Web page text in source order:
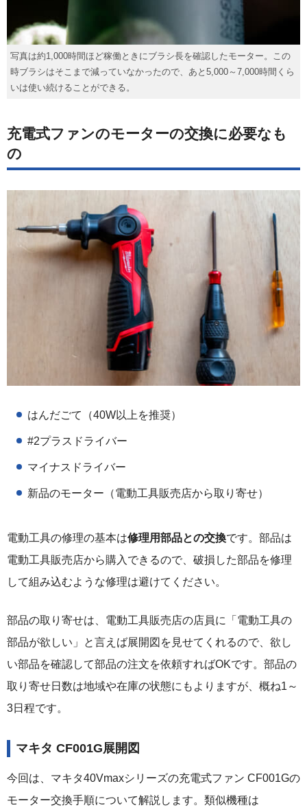
写真は約1,000時間ほど稼働ときにブラシ長を確認したモーター。この
時ブラシはそこまで減っていなかったので、あと5,000～7,000時間くら
いは使い続けることができる。
充電式ファンのモーターの交換に必要なも
の
はんだごて（40W以上を推奨）
#2プラスドライバー
マイナスドライバー
新品のモーター（電動工具販売店から取り寄せ）
電動工具の修理の基本は修理用部品との交換です。部品は
電動工具販売店から購入できるので、破損した部品を修理
して組み込むような修理は避けてください。
部品の取り寄せは、電動工具販売店の店員に「電動工具の
部品が欲しい」と言えば展開図を見せてくれるので、欲し
い部品を確認して部品の注文を依頼すればOKです。部品の
取り寄せ日数は地域や在庫の状態にもよりますが、概ね1～
3日程です。
マキタ CF001G展開図
今回は、マキタ40Vmaxシリーズの充電式ファン CF001Gの
モーター交換手順について解説します。類似機種は